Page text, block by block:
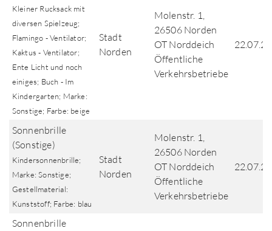
Kleiner Rucksack mit
diversen Spielzeug;
Flamingo - Ventilator;
Kaktus - Ventilator;
Ente Licht und noch
einiges; Buch - Im
Kindergarten; Marke:
Sonstige; Farbe: beige
Stadt
Norden
Molenstr. 1,
26506 Norden
OT Norddeich
Öffentliche
Verkehrsbetriebe
Sonnenbrille
(Sonstige)
Kindersonnenbrille;
Marke: Sonstige;
Gestellmaterial:
Kunststoff; Farbe: blau
Stadt
Norden
Molenstr. 1,
26506 Norden
OT Norddeich
Öffentliche
Verkehrsbetriebe
Sonnenbrille